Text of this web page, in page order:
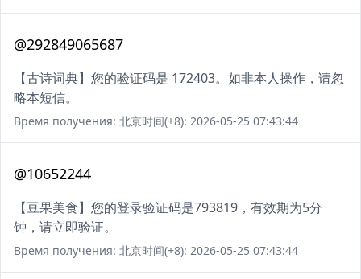
@292849065687
【古诗词典】您的验证码是 172403。如非本人操作，请忽
略本短信。
Время получения: 北京时间(+8): 2026-05-25 07:43:44
@10652244
【豆果美食】您的登录验证码是793819，有效期为5分
钟，请立即验证。
Время получения: 北京时间(+8): 2026-05-25 07:43:44